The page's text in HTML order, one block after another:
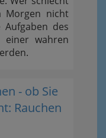
Morgen nicht
des
einer wahren
- ob Sie
Rauchen